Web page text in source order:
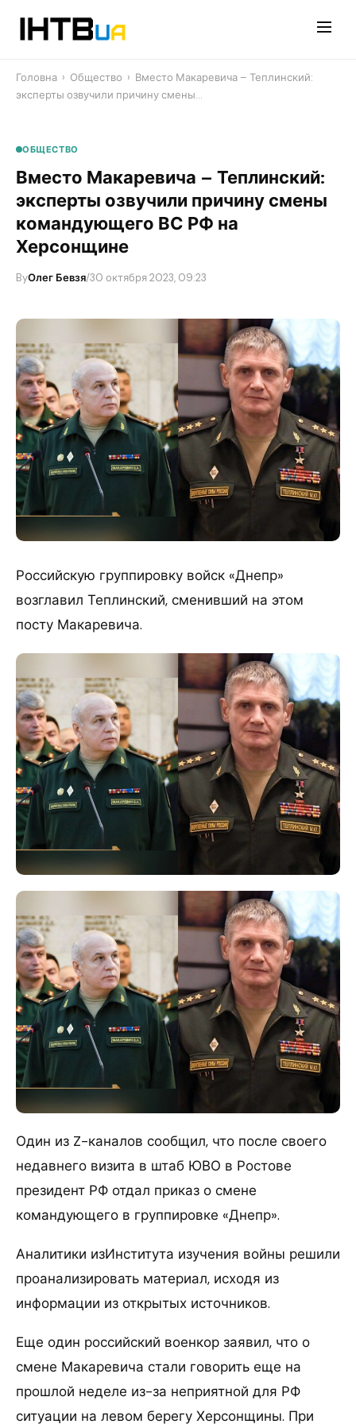
Головна › Общество › ​Вместо Макаревича – Теплинский:
эксперты озвучили причину смены…
ОБЩЕСТВО
​Вместо Макаревича – Теплинский:
эксперты озвучили причину смены
командующего ВС РФ на
Херсонщине
ByОлег Бевзя/30 октября 2023, 09:23
Российскую группировку войск «Днепр»
возглавил Теплинский, сменивший на этом
посту Макаревича.
Один из Z-каналов сообщил, что после своего
недавнего визита в штаб ЮВО в Ростове
президент РФ отдал приказ о смене
командующего в группировке «Днепр».
Аналитики изИнститута изучения войны решили
проанализировать материал, исходя из
информации из открытых источников.
Еще один российский военкор заявил, что о
смене Макаревича стали говорить еще на
прошлой неделе из-за неприятной для РФ
ситуации на левом берегу Херсонщины. При